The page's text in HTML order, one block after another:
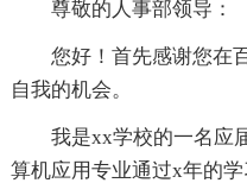
尊敬的人事部领导：
您好！首先感谢您在
自我的机会。
我是xx学校的一名应
算机应用专业通过x年的